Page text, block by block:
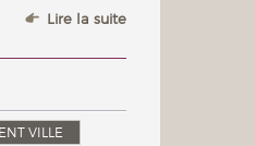
Lire la suite
VILLE